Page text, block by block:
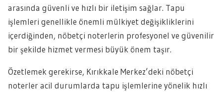
arasında güvenli ve hızlı bir iletişim sağlar. Tapu
işlemleri genellikle önemli mülkiyet değişikliklerini
içerdiğinden, nöbetçi noterlerin profesyonel ve güvenilir
bir şekilde hizmet vermesi büyük önem taşır.
Özetlemek gerekirse, Kırıkkale Merkez’deki nöbetçi
noterler acil durumlarda tapu işlemlerine yönelik hızlı